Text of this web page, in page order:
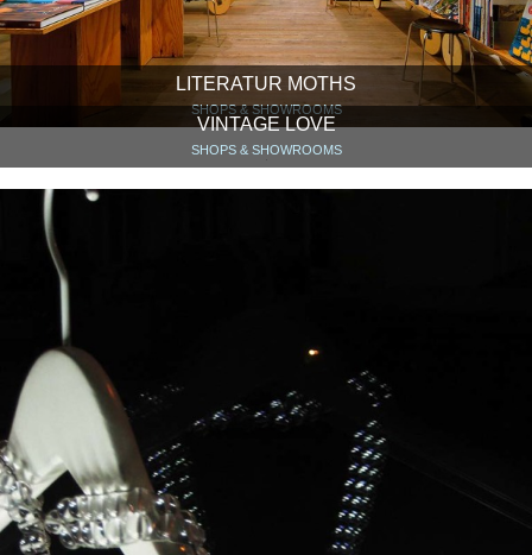
LITERATUR MOTHS
SHOPS & SHOWROOMS
VINTAGE LOVE
SHOPS & SHOWROOMS